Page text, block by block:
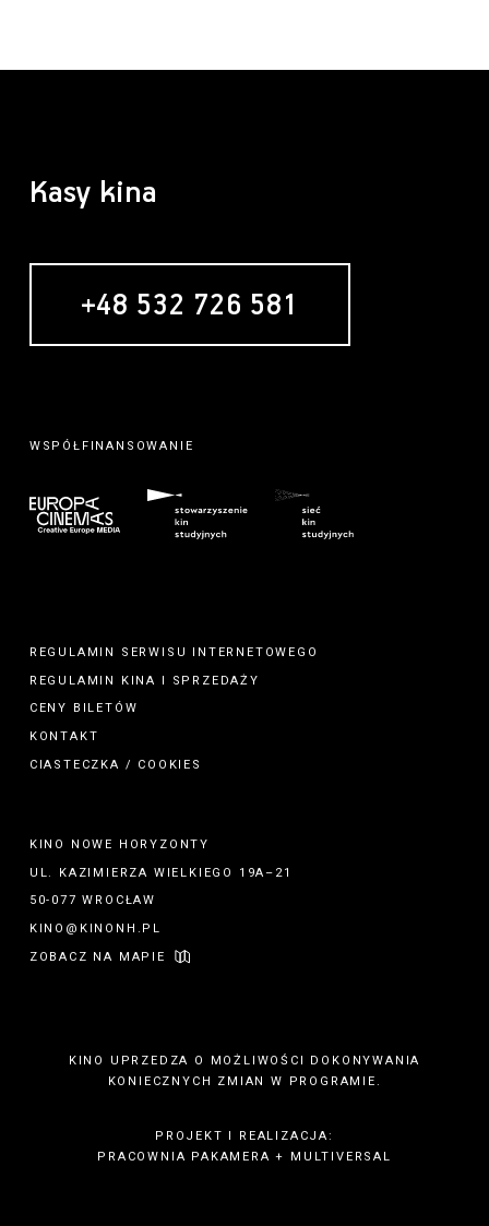
Kasy kina
+48 532 726 581
MECENAS
WSPÓŁFINANSOWANIE
REGULAMIN SERWISU INTERNETOWEGO
REGULAMIN KINA I
SPRZEDAŻY
CENY BILETÓW
KONTAKT
CIASTECZKA / COOKIES
KINO NOWE HORYZONTY
UL. KAZIMIERZA WIELKIEGO 19A–21
50-077 WROCŁAW
KINO@KINONH.PL
ZOBACZ NA MAPIE
KINO UPRZEDZA O MOŻLIWOŚCI DOKONYWANIA
KONIECZNYCH ZMIAN W PROGRAMIE.
PROJEKT I REALIZACJA:
PRACOWNIA PAKAMERA + MULTIVERSAL